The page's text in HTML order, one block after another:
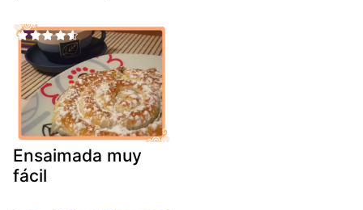
Ensaimada muy
fácil